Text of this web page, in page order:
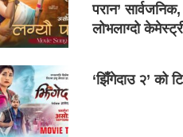
परान’
लोभलाग्दो
‘झिँगेदाउ २’ को